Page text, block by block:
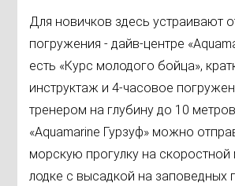
Для новичков здесь устраивают
погружения - дайв-центре
есть «Курс молодого бойца»,
инструктаж и 4-часовое
тренером на глубину до 10
«Aquamarine Гурзуф» можно
морскую прогулку на
лодке с высадкой на заповедных